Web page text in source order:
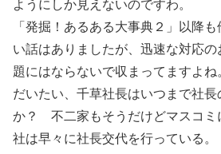
ようにしか見えないのですわ。
「発掘！あるある大事典２」以降
い話はありましたが、迅速な対応
題にはならないで収まってますよね
だいたい、千草社長はいつまで社長
か？ 不二家もそうだけどマスコミ
社は早々に社長交代を行っている